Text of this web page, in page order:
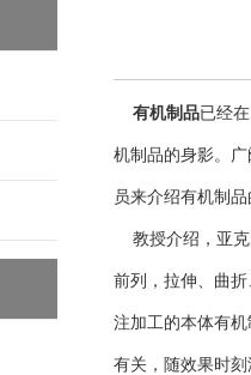
有机制品已经
机制品的身影。
员来介绍有机制品
教授介绍，亚克
前列，拉伸、曲
注加工的本体有
有关，随效果时